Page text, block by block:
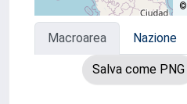
©
Macroarea Nazione
Salva come PNG